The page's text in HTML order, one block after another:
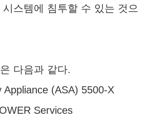
스템에 침투할 수 있는 것으
다음과 같다.
Appliance (ASA) 5500-X
Services